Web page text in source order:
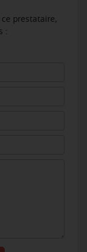
prestataire,
: